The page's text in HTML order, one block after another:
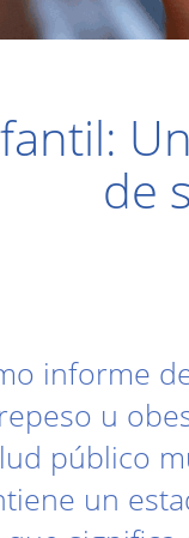
de
informe
u
público
un